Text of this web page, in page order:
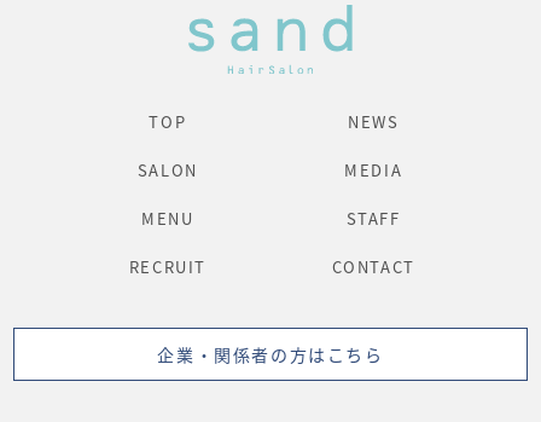
TOP NEWS
SALON MEDIA
MENU STAFF
RECRUIT CONTACT
企業・関係者の方はこちら